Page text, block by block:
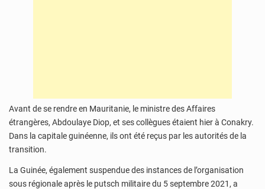
Avant de se rendre en Mauritanie, le ministre des Affaires
étrangères, Abdoulaye Diop, et ses collègues étaient hier à Conakry.
Dans la capitale guinéenne, ils ont été reçus par les autorités de la
transition.
La Guinée, également suspendue des instances de l’organisation
sous régionale après le putsch militaire du 5 septembre 2021, a